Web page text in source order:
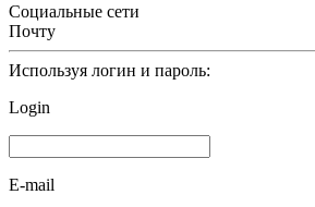
Социальные сети
Почту
Используя логин и пароль:
Login
E-mail